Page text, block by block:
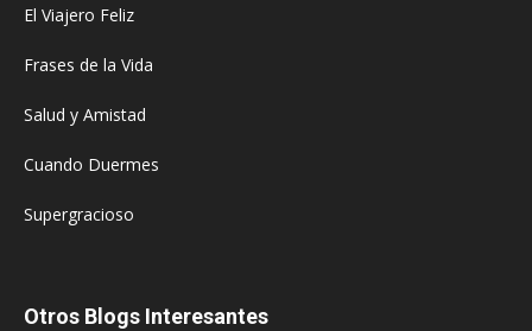
El Viajero Feliz
Frases de la Vida
Salud y Amistad
Cuando Duermes
Supergracioso
Otros Blogs Interesantes